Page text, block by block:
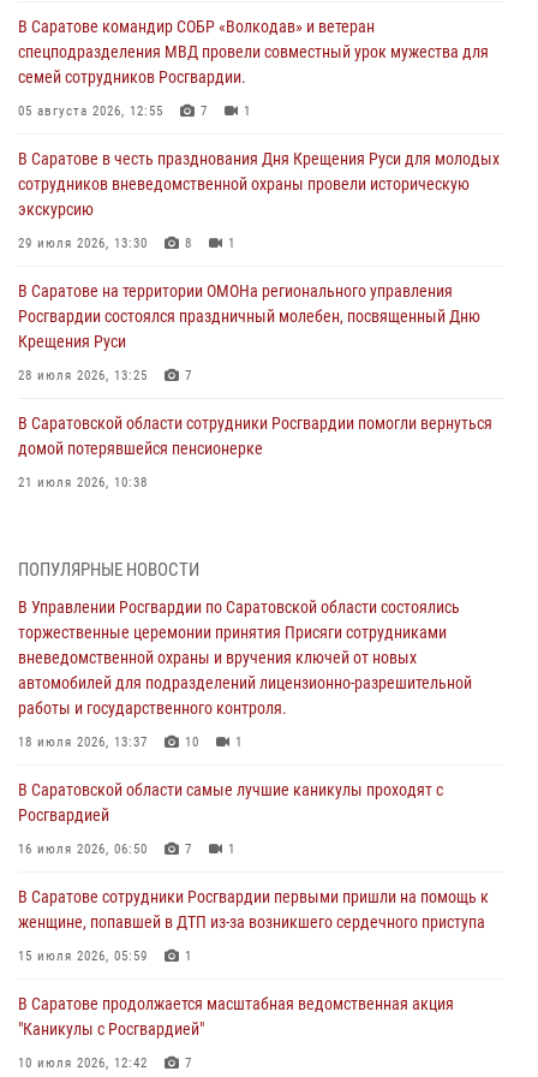
В Саратове командир СОБР «Волкодав» и ветеран
спецподразделения МВД провели совместный урок мужества для
семей сотрудников Росгвардии.
05 августа 2026, 12:55 7 1
В Саратове в честь празднования Дня Крещения Руси для молодых
сотрудников вневедомственной охраны провели историческую
экскурсию
29 июля 2026, 13:30 8 1
В Саратове на территории ОМОНа регионального управления
Росгвардии состоялся праздничный молебен, посвященный Дню
Крещения Руси
28 июля 2026, 13:25 7
В Саратовской области сотрудники Росгвардии помогли вернуться
домой потерявшейся пенсионерке
21 июля 2026, 10:38
вневедомственной охраны и вручения ключей от новых
автомобилей для подразделений лицензионно-разрешительной
работы и государственного контроля.
18 июля 2026, 13:37 10 1
В Саратовской области самые лучшие каникулы проходят с
Росгвардией
В Саратове сотрудники Росгвардии первыми пришли на помощь к
женщине, попавшей в ДТП из-за возникшего сердечного приступа
В Саратове продолжается масштабная ведомственная акция
"Каникулы с Росгвардией"
В Саратовской области при содействии спецназа Росгвардии
задержан подозреваемый в незаконном обороте наркотиков
ПОПУЛЯРНЫЕ НОВОСТИ
В Управлении Росгвардии по Саратовской области состоялись
торжественные церемонии принятия Присяги сотрудниками
вневедомственной охраны и вручения ключей от новых
автомобилей для подразделений лицензионно-разрешительной
работы и государственного контроля.
18 июля 2026, 13:37 10 1
В Саратовской области самые лучшие каникулы проходят с
Росгвардией
16 июля 2026, 06:50 7 1
В Саратове сотрудники Росгвардии первыми пришли на помощь к
женщине, попавшей в ДТП из-за возникшего сердечного приступа
15 июля 2026, 05:59 1
В Саратове продолжается масштабная ведомственная акция
"Каникулы с Росгвардией"
10 июля 2026, 12:42 7